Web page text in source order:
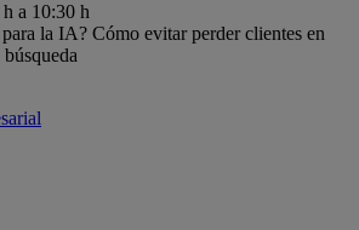
a 10:30 h
la IA? Cómo evitar perder clientes en